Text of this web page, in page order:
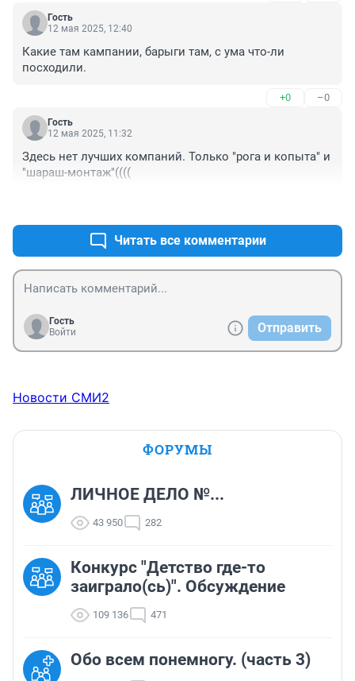
Гость
12 мая 2025, 12:40
Какие там кампании, барыги там, с ума что-ли
посходили.
+0 –0
Гость
12 мая 2025, 11:32
Здесь нет лучших компаний. Только "рога и копыта" и
"шараш-монтаж"((((
Читать все комментарии
Гость
Войти
Отправить
Новости СМИ2
ФОРУМЫ
ЛИЧНОЕ ДЕЛО №...
43 950 282
Конкурс "Детство где-то
заиграло(сь)". Обсуждение
109 136 471
Обо всем понемногу. (часть 3)